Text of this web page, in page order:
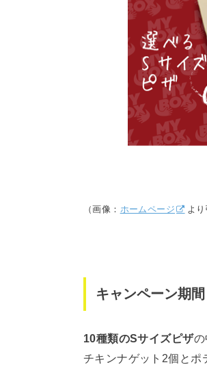
（画像： ホームページ より
キャンペーン期
10種類のSサイズピザの
チキンナゲット2個とポ